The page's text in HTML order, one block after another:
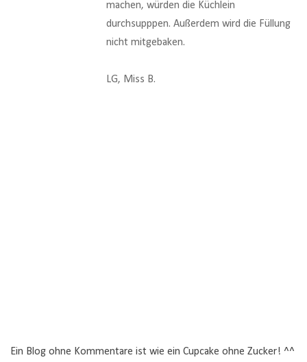
machen, würden die Küchlein
durchsupppen. Außerdem wird die Füllung
nicht mitgebaken.
LG, Miss B.
Ein Blog ohne Kommentare ist wie ein Cupcake ohne Zucker! ^^